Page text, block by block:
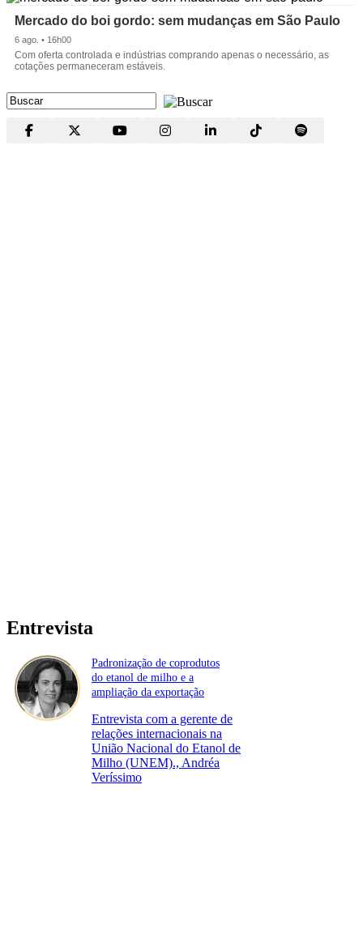
Mercado do boi gordo: sem mudanças em São Paulo
6 ago. • 16h00
Com oferta controlada e indústrias comprando apenas o necessário, as
cotações permaneceram estáveis.
Entrevista
Padronização de coprodutos
do etanol de milho e a
ampliação da exportação
Entrevista com a gerente de
relações internacionais na
União Nacional do Etanol de
Milho (UNEM)., Andréa
Veríssimo